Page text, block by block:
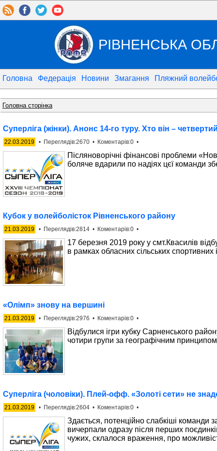
РІВНЕНСЬКА
Головна Федерація Новини Змагання Пляжний
Головна сторінка
Суперліга (жінки). Анонс 14-го туру. Хто він –
22.03.2019 • Переглядів:2670 • Коментарів:0 •
Післяноворічні фінансові проблеми
боляче вдарили по надіях цєї команди
Кубок у волейболісток Рівненського району
21.03.2019 • Переглядів:2814 • Коментарів:0 •
17 березня 2019 року у смт.Квасилів
в рамках обласних сільських спортивних
«Олімп» знову на вершині
21.03.2019 • Переглядів:2976 • Коментарів:0 •
Відбулися ігри кубку Сарненського
чотири групи за географічним
Суперліга (чоловіки). Плей-офф. «Золоті сети» не
21.03.2019 • Переглядів:2604 • Коментарів:0 •
Здається, потенційно слабкіші команди
вичерпали одразу після перших
чужих, склалося враження, про